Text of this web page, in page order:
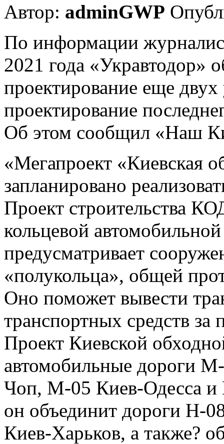
Автор: adminGWP
По информации
2021 года «Укравтодор»
проектирование еще двух
проектирование
Об этом сообщил «Наш
«Мегапроект «Киевская
запланировано
Проект строительства
кольцевой
предусматривает
«полукольца», общей
Оно поможет вывести
транспортных средств за
Проект Киевской
автомобильные дороги
Чоп, М-05 Киев-Одесса и
он объединит дороги Н-
Киев-Харьков, а также?